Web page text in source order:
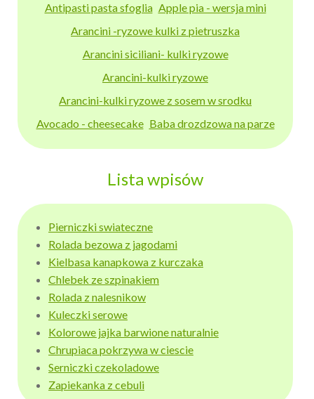
Antipasti pasta sfoglia Apple pia - wersja mini
Arancini -ryzowe kulki z pietruszka
Arancini siciliani- kulki ryzowe
Arancini-kulki ryzowe
Arancini-kulki ryzowe z sosem w srodku
Avocado - cheesecake Baba drozdzowa na parze
Lista wpisów
Pierniczki swiateczne
Rolada bezowa z jagodami
Kielbasa kanapkowa z kurczaka
Chlebek ze szpinakiem
Rolada z nalesnikow
Kuleczki serowe
Kolorowe jajka barwione naturalnie
Chrupiaca pokrzywa w ciescie
Serniczki czekoladowe
Zapiekanka z cebuli